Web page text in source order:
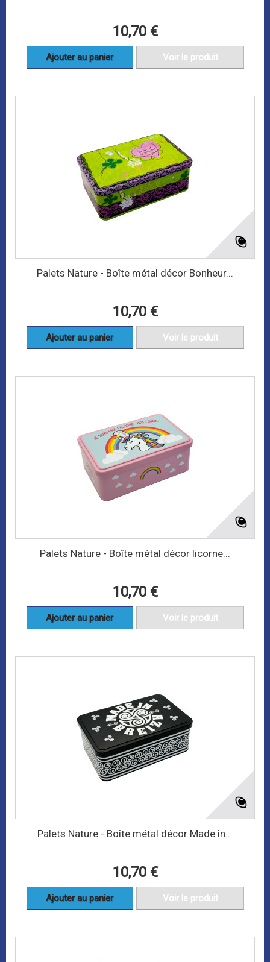
10,70 €
Ajouter au panier Voir le produit
Palets Nature - Boîte métal décor Bonheur...
10,70 €
Ajouter au panier Voir le produit
Palets Nature - Boîte métal décor licorne...
10,70 €
Ajouter au panier Voir le produit
Palets Nature - Boîte métal décor Made in...
10,70 €
Ajouter au panier Voir le produit